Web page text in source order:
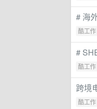
# 海
酷工作
#
酷工作
跨境
酷工作